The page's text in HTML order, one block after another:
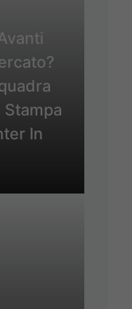
Stampa
In